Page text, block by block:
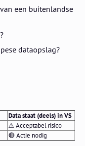
een buitenlandse
dataopslag?
Data staat (deels) in VS
⚠️ Acceptabel risico
🔴 Actie nodig